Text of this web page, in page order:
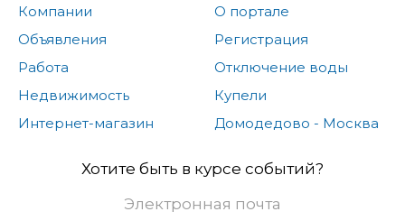
Компании
Объявления
Работа
Недвижимость
Интернет-магазин
О портале
Регистрация
Отключение воды
Купели
Домодедово - Москва
Хотите быть в курсе событий?